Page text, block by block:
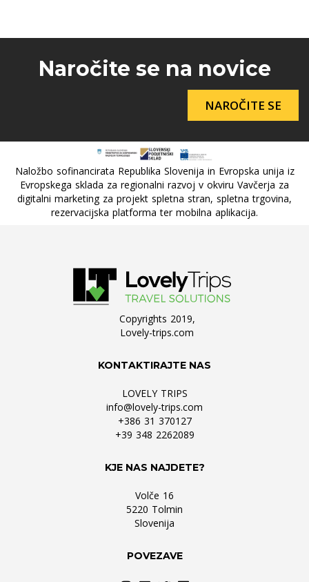
Naročite se na novice
NAROČITE SE
Naložbo sofinancirata Republika Slovenija in Evropska unija iz
Evropskega sklada za regionalni razvoj v okviru Vavčerja za
digitalni marketing za projekt spletna stran, spletna trgovina,
rezervacijska platforma ter mobilna aplikacija.
Copyrights 2019,
Lovely-trips.com
KONTAKTIRAJTE NAS
LOVELY TRIPS
info@lovely-trips.com
+386 31 370127
+39 348 2262089
KJE NAS NAJDETE?
Volče 16
5220 Tolmin
Slovenija
POVEZAVE